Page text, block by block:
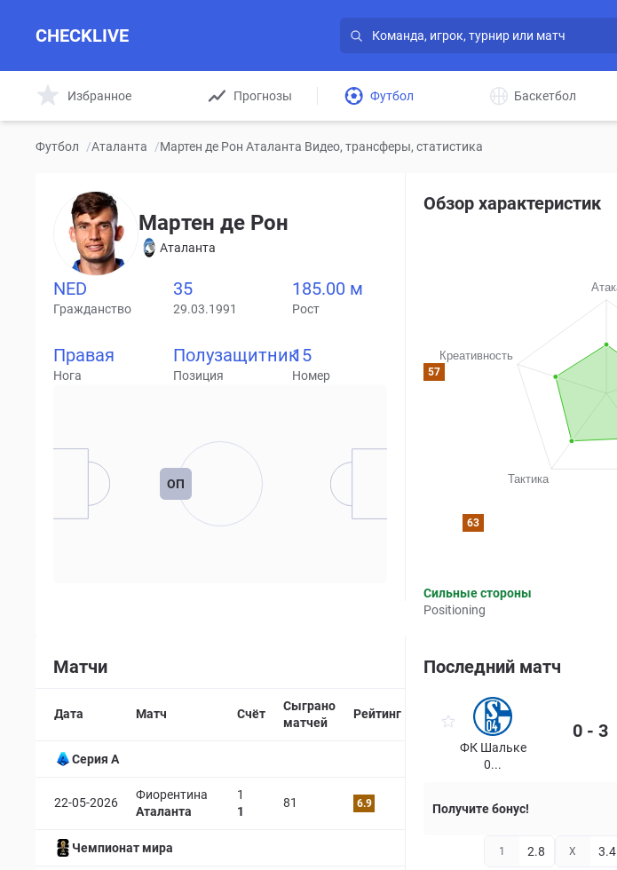
CHECKLIVE
Избранное Прогнозы Футбол Баскетбол
Футбол /Аталанта /Мартен де Рон Аталанта Видео, трансферы, статистика
Мартен де Рон
Аталанта
NED
Гражданство
35
29.03.1991
185.00 м
Рост
Правая
Нога
Полузащитник
Позиция
15
Номер
ОП
Обзор характеристик
57
63
Сильные стороны
Positioning
Матчи
Дата
Матч Счёт
Сыграно
матчей
Рейтинг
Серия А
22-05-2026
Фиорентина
Аталанта
1
1
81 6.9
Чемпионат мира
Последний матч
ФК Шальке
0...
0 - 3
Получите бонус!
1 2.8 X 3.4